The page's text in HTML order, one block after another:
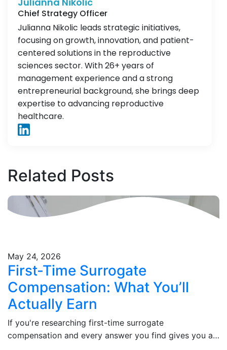
Chief Strategy Officer
Julianna Nikolic leads strategic initiatives,
focusing on growth, innovation, and patient-
centered solutions in the reproductive
sciences sector. With 26+ years of
management experience and a strong
entrepreneurial background, she brings deep
expertise to advancing reproductive
healthcare.
Related Posts
May 24, 2026
First-Time Surrogate
Compensation: What You’ll
Actually Earn
If you're researching first-time surrogate
compensation and every answer you find gives you a